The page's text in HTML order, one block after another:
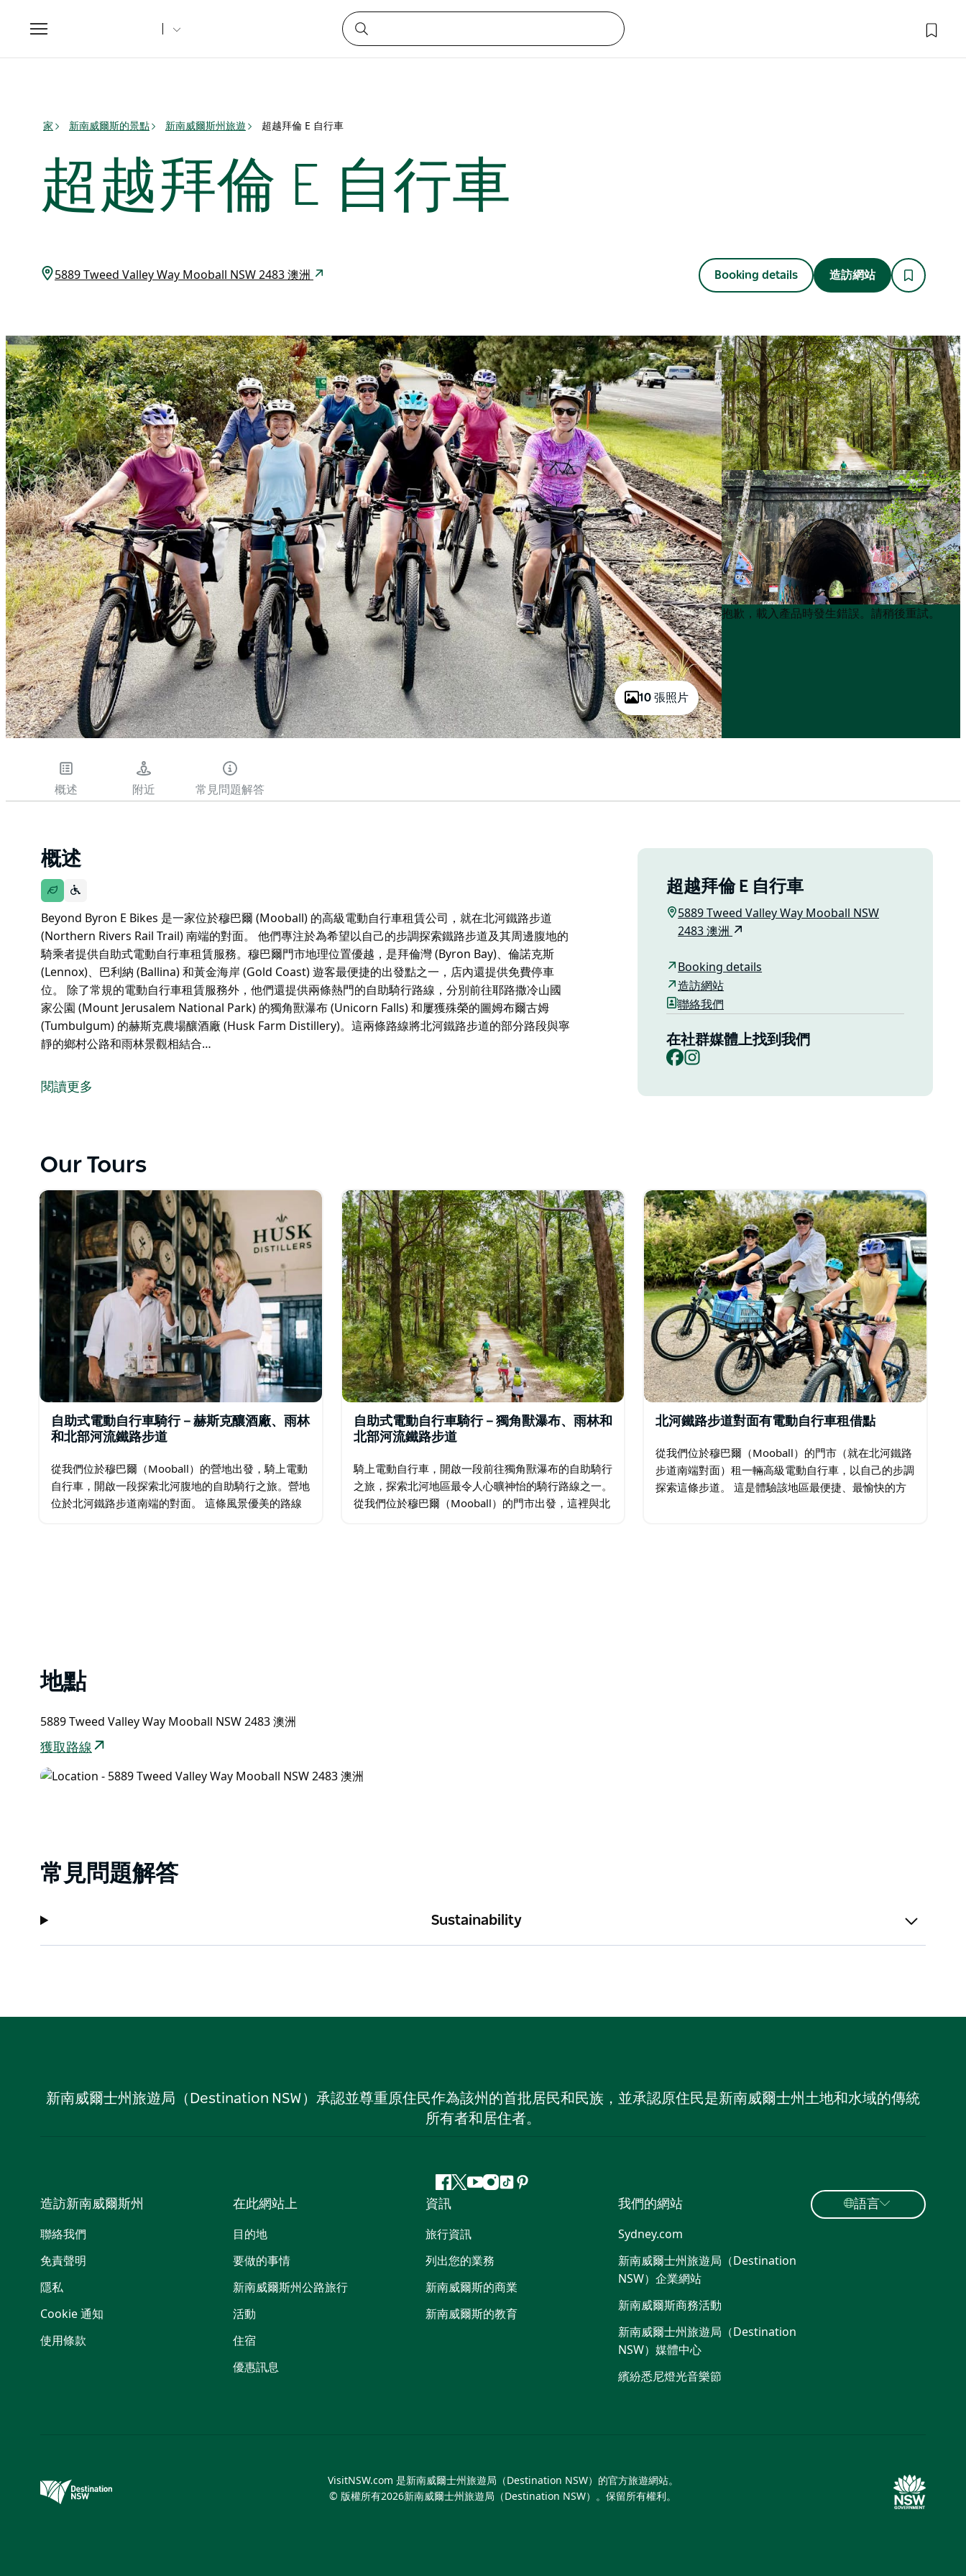
Toggle
navigation
家 新南威爾斯的景點 新南威爾斯州旅遊 超越拜倫 E 自行車
超越拜倫 E 自行車
5889 Tweed Valley Way Mooball NSW 2483 澳洲 Booking details 造訪網站
10 張照片
Product
List
Product
List
抱歉，載入產品時發生錯誤。請稍後重試。
概述 附近 常見問題解答
概述
Beyond Byron E Bikes 是一家位於穆巴爾 (Mooball) 的高級電動自行車租賃公司，就在北河鐵路步道
(Northern Rivers Rail Trail) 南端的對面。 他們專注於為希望以自己的步調探索鐵路步道及其周邊腹地的
騎乘者提供自助式電動自行車租賃服務。穆巴爾門市地理位置優越，是拜倫灣 (Byron Bay)、倫諾克斯
(Lennox)、巴利納 (Ballina) 和黃金海岸 (Gold Coast) 遊客最便捷的出發點之一，店內還提供免費停車
位。 除了常規的電動自行車租賃服務外，他們還提供兩條熱門的自助騎行路線，分別前往耶路撒冷山國
家公園 (Mount Jerusalem National Park) 的獨角獸瀑布 (Unicorn Falls) 和屢獲殊榮的圖姆布爾古姆
(Tumbulgum) 的赫斯克農場釀酒廠 (Husk Farm Distillery)。這兩條路線將北河鐵路步道的部分路段與寧
靜的鄉村公路和雨林景觀相結合…
(Northern Rivers Rail Trail) 南端的對面。
除了常規的電動自行車租賃服務外，他們還提供兩條熱門的自助騎行路線，分別前往耶路撒冷山國家公園
(Tumbulgum) 的赫斯克農場釀酒廠 (Husk Farm Distillery)。這兩條路線將北河鐵路步道的部分路段與寧
靜的鄉村公路和雨林景觀相結合，並提供可選的回程接送服務。
Beyond Byron E Bikes 以其高品質的設備和友好的服務而聞名，擁有超過 400 條五星級好評。他們的車
隊包括德國製造的FOCUS和KALKHOFF高端電動自行車，兩者都配備博世電機，並提供頭盔、車燈、車鎖
和車包。他們服務於各類騎乘者，包括家庭用戶，提供兒童電動自行車、嬰兒座椅、拖車和貨運自行車。
Mooball位於太平洋高速公路旁，交通便利，設有專用停車場，毗鄰標誌性的Moo Moo Roadhouse餐
廳。
Beyond Byron E Bikes是一家獲得認證的生態旅遊企業，持有Eco Pass許可證，可在國家公園和保護區
內營運。
閱讀更多
超越拜倫 E 自行車
5889 Tweed Valley Way Mooball NSW
2483 澳洲
Booking details
造訪網站
聯絡我們
在社群媒體上找到我們
Facebook
Our Tours
自助式電動自行車騎行－赫斯克釀酒廠、雨林
和北部河流鐵路步道
從我們位於穆巴爾（Mooball）的營地出發，騎上電動
自行車，開啟一段探索北河腹地的自助騎行之旅。營地
位於北河鐵路步道南端的對面。 這條風景優美的路線
自助式電動自行車騎行－獨角獸瀑布、雨林和
北部河流鐵路步道
騎上電動自行車，開啟一段前往獨角獸瀑布的自助騎行
之旅，探索北河地區最令人心曠神怡的騎行路線之一。
從我們位於穆巴爾（Mooball）的門市出發，這裡與北
北河鐵路步道對面有電動自行車租借點
從我們位於穆巴爾（Mooball）的門市（就在北河鐵路
步道南端對面）租一輛高級電動自行車，以自己的步調
探索這條步道。 這是體驗該地區最便捷、最愉快的方
地點
5889 Tweed Valley Way Mooball NSW 2483 澳洲
獲取路線
常見問題解答
Sustainability
新南威爾士州旅遊局（Destination NSW）承認並尊重原住民作為該州的首批居民和民族，並承認原住民是新南威爾士州土地和水域的傳統
所有者和居住者。
Facebook
嘰
喳
喳
Youtube
Instagram
抖 Pinterest
造訪新南威爾斯州
聯絡我們
免責聲明
隱私
Cookie 通知
使用條款
在此網站上
目的地
要做的事情
新南威爾斯州公路旅行
活動
住宿
優惠訊息
資訊
旅行資訊
列出您的業務
新南威爾斯的商業
新南威爾斯的教育
我們的網站
Sydney.com
新南威爾士州旅遊局（Destination
NSW）企業網站​
新南威爾斯商務活動
新南威爾士州旅遊局（Destination
NSW）媒體中心
繽紛悉尼燈光音樂節
語言
VisitNSW.com 是新南威爾士州旅遊局（Destination NSW）的官方旅遊網站。
© 版權所有2026新南威爾士州旅遊局（Destination NSW）。保留所有權利。